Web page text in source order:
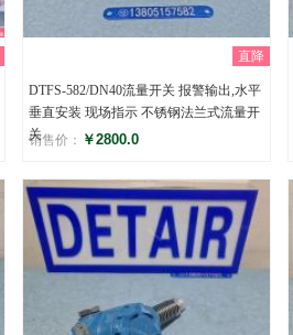
直降
DTFS-582/DN40流量开关 报警输出,水平
垂直安装 现场指示 不锈钢法兰式流量开
关
销售价： ￥2800.0
评分
()